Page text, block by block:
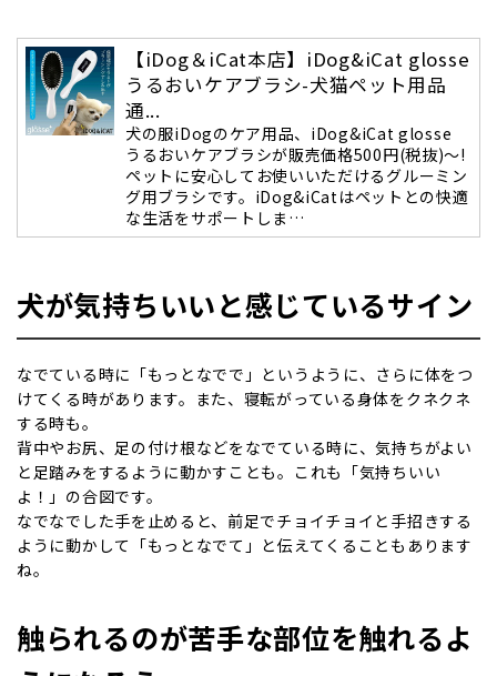
【iDog＆iCat本店】iDog&iCat glosse
うるおいケアブラシ-犬猫ペット用品
通...
犬の服iDogのケア用品、iDog&iCat glosse
うるおいケアブラシが販売価格500円(税抜)～!
ペットに安心してお使いいただけるグルーミン
グ用ブラシです。iDog&iCatはペットとの快適
な生活をサポートしま…
犬が気持ちいいと感じているサイン
なでている時に「もっとなでで」というように、さらに体をつ
けてくる時があります。また、寝転がっている身体をクネクネ
する時も。
背中やお尻、足の付け根などをなでている時に、気持ちがよい
と足踏みをするように動かすことも。これも「気持ちいい
よ！」の合図です。
なでなでした手を止めると、前足でチョイチョイと手招きする
ように動かして「もっとなでて」と伝えてくることもあります
ね。
触られるのが苦手な部位を触れるよ